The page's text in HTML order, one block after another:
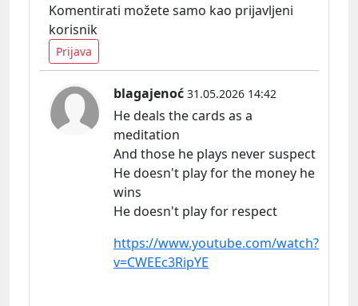
Komentirati možete samo kao prijavljeni
korisnik
Prijava
blagajenoć 31.05.2026 14:42
He deals the cards as a
meditation
And those he plays never suspect
He doesn't play for the money he
wins
He doesn't play for respect
https://www.youtube.com/watch?
v=CWEEc3RipYE